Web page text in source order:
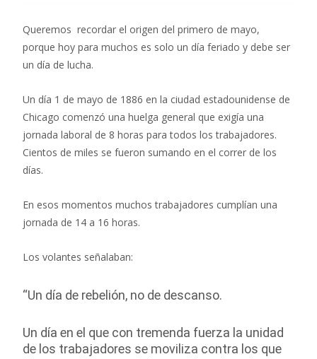
Queremos recordar el origen del primero de mayo,
porque hoy para muchos es solo un día feriado y debe ser
un día de lucha.
Un día 1 de mayo de 1886 en la ciudad estadounidense de
Chicago comenzó una huelga general que exigía una
jornada laboral de 8 horas para todos los trabajadores.
Cientos de miles se fueron sumando en el correr de los
días.
En esos momentos muchos trabajadores cumplían una
jornada de 14 a 16 horas.
Los volantes señalaban:
“Un día de rebelión, no de descanso.
Un día en el que con tremenda fuerza la unidad
de los trabajadores se moviliza contra los que